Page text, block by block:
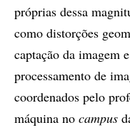
próprias dessa
como distorções
captação da imagem
processamento de
coordenados pelo
máquina no campus